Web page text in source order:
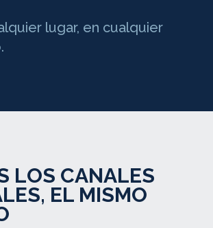
lugar, en cualquier
LOS CANALES
EL MISMO